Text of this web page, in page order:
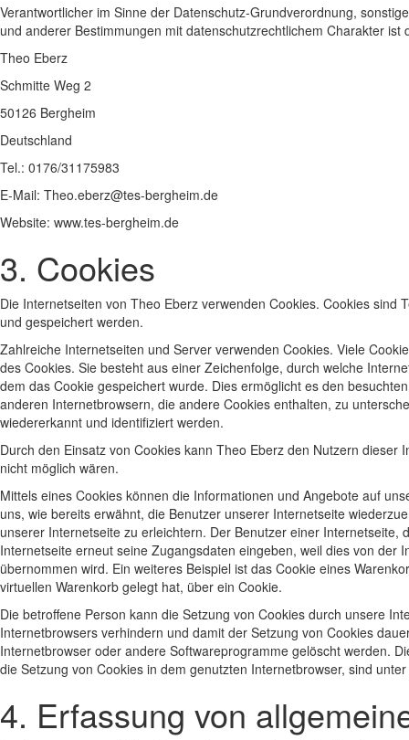
Verantwortlicher im Sinne der Datenschutz-Grundverordnung,
und anderer Bestimmungen mit datenschutzrechtlichem Charakter ist
Theo Eberz
Schmitte Weg 2
50126 Bergheim
Deutschland
Tel.: 0176/31175983
E-Mail: Theo.eberz@tes-bergheim.de
Website: www.tes-bergheim.de
3. Cookies
Die Internetseiten von Theo Eberz verwenden Cookies. Cookies
und gespeichert werden.
Zahlreiche Internetseiten und Server verwenden Cookies. Viele
des Cookies. Sie besteht aus einer Zeichenfolge, durch welche
dem das Cookie gespeichert wurde. Dies ermöglicht es den
anderen Internetbrowsern, die andere Cookies enthalten, zu
wiedererkannt und identifiziert werden.
Durch den Einsatz von Cookies kann Theo Eberz den Nutzern
nicht möglich wären.
Mittels eines Cookies können die Informationen und Angebote auf
uns, wie bereits erwähnt, die Benutzer unserer Internetseite
unserer Internetseite zu erleichtern. Der Benutzer einer
Internetseite erneut seine Zugangsdaten eingeben, weil dies von
übernommen wird. Ein weiteres Beispiel ist das Cookie eines
virtuellen Warenkorb gelegt hat, über ein Cookie.
Die betroffene Person kann die Setzung von Cookies durch unsere
Internetbrowsers verhindern und damit der Setzung von Cookies
Internetbrowser oder andere Softwareprogramme gelöscht werden.
die Setzung von Cookies in dem genutzten Internetbrowser, sind
4. Erfassung von